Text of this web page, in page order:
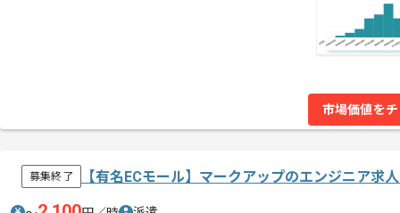
市場価値を
募集終了 【有名ECモール】マークアップのエンジニア求